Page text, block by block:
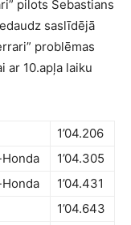
pilots Sebastians
saslīdējā
problēmas
ar 10.apļa laiku
1’04.206
1’04.305
1’04.431
1’04.643